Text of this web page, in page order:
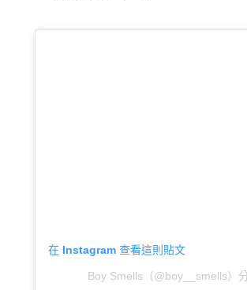
在 Instagram 查看這則貼文